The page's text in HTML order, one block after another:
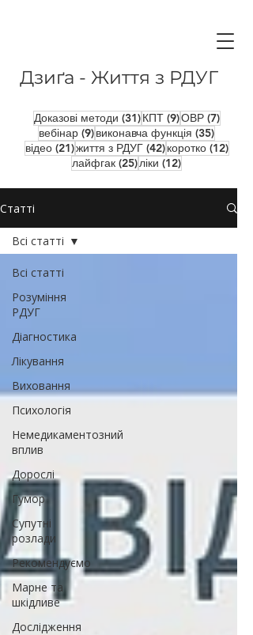
Дзиґа - Життя з РДУГ
Доказові методи (31)31 пост
КПТ (9)9 постів
ОВР (7)7 постів
вебінар (9)9 постів
виконавча функція (35)35 постів
відео (21)21 пост
життя з РДУГ (42)42 пости
коротко (12)12
лайфгак (25)25 постів
ліки (12)12 постів
Статті
Всі статті
Розуміння
РДУГ
Діагностика
Лікування
Виховання
Психологія
Немедикаментозний
вплив
Дорослі
Гумор
Супутні
розлади
Рекомендуємо
Марне та
шкідливе
Дослідження
Всі статті